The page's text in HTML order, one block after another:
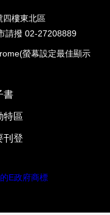
四樓東北區
請撥 02-27208889
螢幕設定最佳顯示
書
特區
刊登